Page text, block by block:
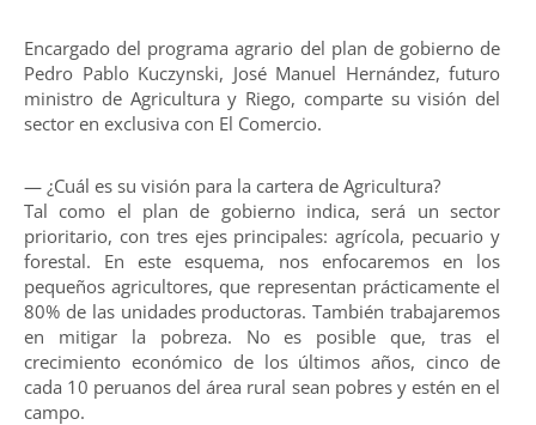
Encargado del programa agrario del plan de gobierno de
Pedro Pablo Kuczynski, José Manuel Hernández, futuro
ministro de Agricultura y Riego, comparte su visión del
sector en exclusiva con El Comercio.
— ¿Cuál es su visión para la cartera de Agricultura?
Tal como el plan de gobierno indica, será un sector
prioritario, con tres ejes principales: agrícola, pecuario y
forestal. En este esquema, nos enfocaremos en los
pequeños agricultores, que representan prácticamente el
80% de las unidades productoras. También trabajaremos
en mitigar la pobreza. No es posible que, tras el
crecimiento económico de los últimos años, cinco de
cada 10 peruanos del área rural sean pobres y estén en el
campo.